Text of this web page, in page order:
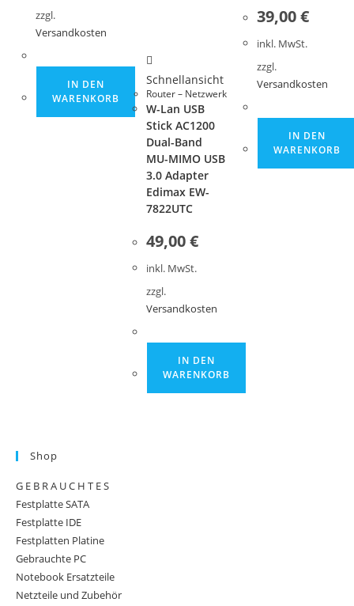
zzgl.
Versandkosten
IN DEN
WARENKORB
Schnellansicht
Router – Netzwerk
W-Lan USB
Stick AC1200
Dual-Band
MU-MIMO USB
3.0 Adapter
Edimax EW-
7822UTC
49,00€
inkl. MwSt.
zzgl.
Versandkosten
IN DEN
WARENKORB
39,00€
inkl. MwSt.
zzgl.
Versandkosten
IN DEN
WARENKORB
Shop
G E B R A U C H T E S
Festplatte SATA
Festplatte IDE
Festplatten Platine
Gebrauchte PC
Notebook Ersatzteile
Netzteile und Zubehör